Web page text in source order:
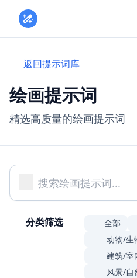
返回提示词库
绘画提示词
精选高质量的绘画提示词
分类筛选 全部
动物/生
建筑/室
风景/自